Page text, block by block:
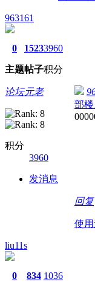
963161
0
主题
1523
帖子
3960
积分
论坛元老
积分
3960
发消息
部
回复
使
liu11s
0 834 1036